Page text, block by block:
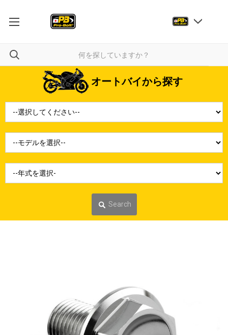
オートバイから探す
Search